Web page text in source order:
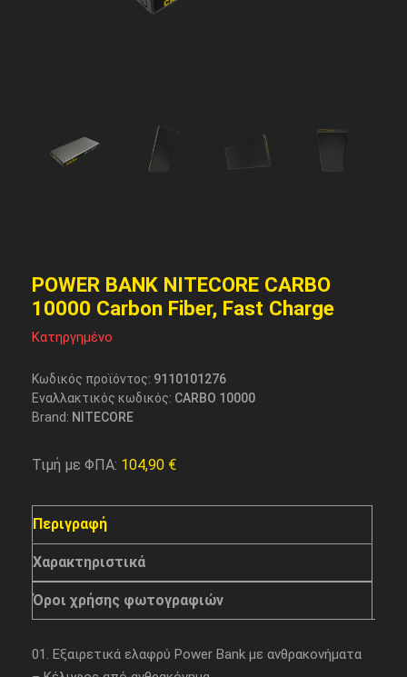
POWER BANK NITECORE CARBO
10000 Carbon Fiber, Fast Charge
Κατηργημένο
Κωδικός προϊόντος: 9110101276
Εναλλακτικός κωδικός: CARBO 10000
Brand: NITECORE
Τιμή με ΦΠΑ: 104,90 €
Περιγραφή
Χαρακτηριστικά
Όροι χρήσης φωτογραφιών
01. Εξαιρετικά ελαφρύ Power Bank με ανθρακονήματα